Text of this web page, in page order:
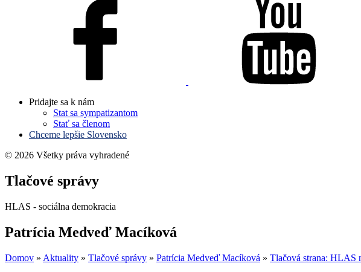
Pridajte sa k nám
Stat sa sympatizantom
Stať sa členom
Chceme lepšie Slovensko
© 2026 Všetky práva vyhradené
Tlačové správy
HLAS - sociálna demokracia
Patrícia Medveď Macíková
Domov » Aktuality » Tlačové správy » Patrícia Medveď Macíková » Tlačová strana: HLAS